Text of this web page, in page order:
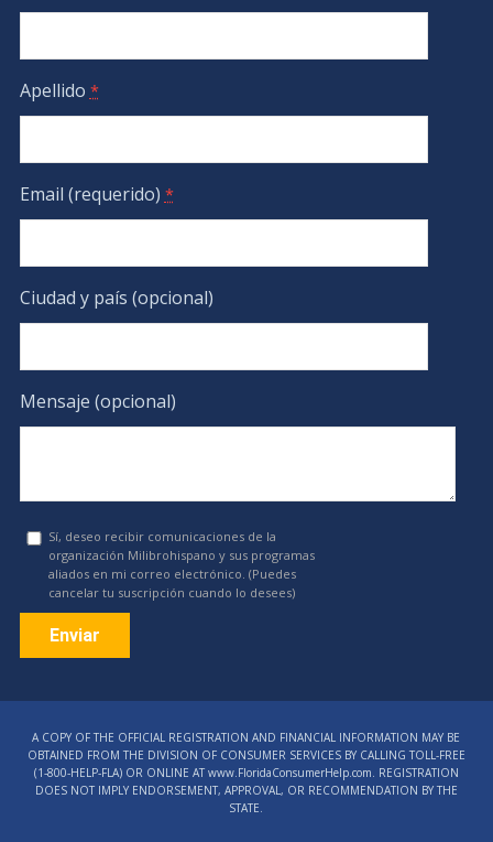
Apellido *
Email (requerido) *
Ciudad y país (opcional)
Mensaje (opcional)
Sí, deseo recibir comunicaciones de la
organización Milibrohispano y sus programas
aliados en mi correo electrónico. (Puedes
cancelar tu suscripción cuando lo desees)
Use.
Please
leave
A COPY OF THE OFFICIAL REGISTRATION AND FINANCIAL INFORMATION MAY BE
OBTAINED FROM THE DIVISION OF CONSUMER SERVICES BY CALLING TOLL-FREE
(1‑800‑HELP‑FLA) OR ONLINE AT www.FloridaConsumerHelp.com. REGISTRATION
DOES NOT IMPLY ENDORSEMENT, APPROVAL, OR RECOMMENDATION BY THE
STATE.